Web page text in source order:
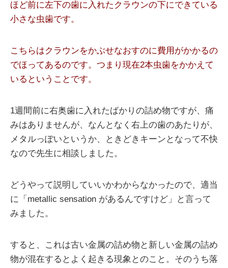
ほど前に左下の歯に入れたクラウンの下にできている
小さな虫歯です。
こちらはクラウンをかぶせなおすのに費用がかかるの
でほってあるのです。つまり現在2本虫歯をかかえて
いるということです。
1週間前に右奥歯に入れたばかりの詰め物ですが、痛
みはありませんが、なんとなく右上の歯のあたりが、
メタルっぽいというか、ときどきキーンとなって不快
なので先生に相談しました。
どうやって説明していいかわからなかったので、適当
に「metallic sensation があるんですけど」と言って
みました。
すると、これは古い金属の詰め物と新しい金属の詰め
物が混在するとよく起きる現象とのこと。そのうち落